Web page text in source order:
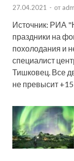
27.04.2021 - от
Источник: РИА
праздники на
похолодания и
специалист
Тишковец. Все
не превысит